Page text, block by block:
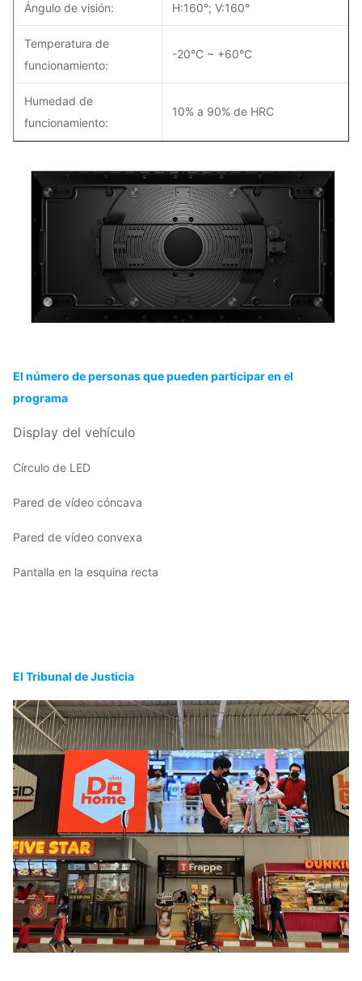
Ángulo de visión: H:160°; V:160°
Temperatura de
funcionamiento:
-20°C ~ +60°C
Humedad de
funcionamiento:
10% a 90% de HRC
El número de personas que pueden participar en el
programa
Display del vehículo
Círculo de LED
Pared de vídeo cóncava
Pared de vídeo convexa
Pantalla en la esquina recta
El Tribunal de Justicia